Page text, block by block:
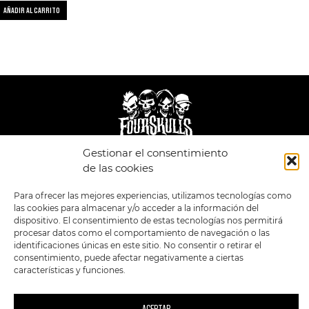
Gestionar el consentimiento
de las cookies
Para ofrecer las mejores experiencias, utilizamos tecnologías como
las cookies para almacenar y/o acceder a la información del
dispositivo. El consentimiento de estas tecnologías nos permitirá
procesar datos como el comportamiento de navegación o las
identificaciones únicas en este sitio. No consentir o retirar el
consentimiento, puede afectar negativamente a ciertas
características y funciones.
AÑADIR AL CARRITO
PRIVACIDAD
TÉRMINOS Y
CONDICIONES
GENERALES DE LA
VENTA
FORMATOS
PREVENTAS
OFERTAS
MERCHANDISING
FOUR SKULLS